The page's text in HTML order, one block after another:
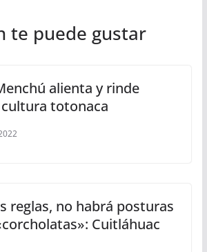
te puede gustar
alienta y rinde
totonaca
reglas, no habrá posturas
Cuitláhuac